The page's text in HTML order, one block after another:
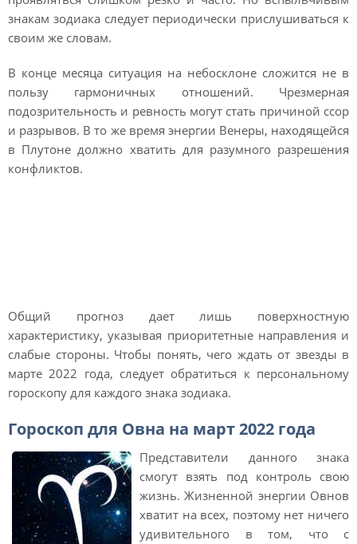
знакам зодиака следует периодически прислушиваться к
своим же словам.
В конце месяца ситуация на небосклоне сложится не в
пользу гармоничных отношений. Чрезмерная
подозрительность и ревность могут стать причиной ссор
и разрывов. В то же время энергии Венеры, находящейся
в Плутоне должно хватить для разумного разрешения
конфликтов.
Общий прогноз дает лишь поверхностную
характеристику, указывая приоритетные направления и
слабые стороны. Чтобы понять, чего ждать от звезды в
марте 2022 года, следует обратиться к персональному
гороскопу для каждого знака зодиака.
Гороскоп для Овна на март 2022 года
Представители данного знака
смогут взять под контроль свою
жизнь. Жизненной энергии Овнов
хватит на всех, поэтому нет ничего
удивительного в том, что с